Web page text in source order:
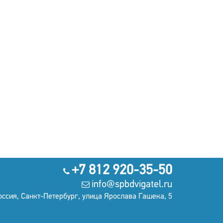
+7 812 920-35-50
info@spbdvigatel.ru
Санкт-Петербург, улица Ярослава Гашека, 5